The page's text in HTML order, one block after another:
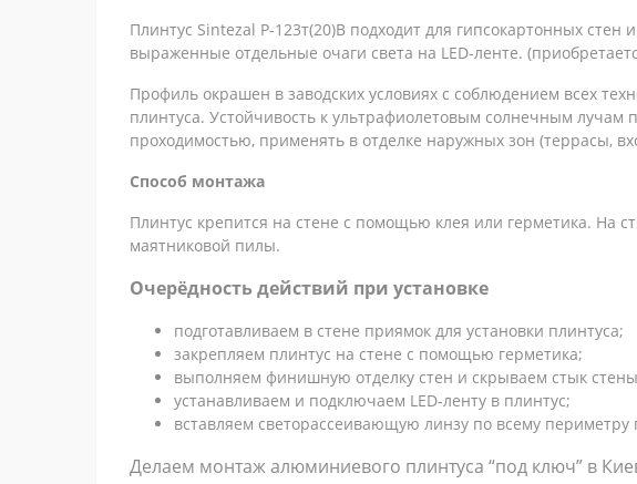
Плинтус Sintezal Р-123т(20)В подходит для гипсокартонных стен
выраженные отдельные очаги света на LED-ленте.
Профиль окрашен в заводских условиях с соблюдением всех
плинтуса. Устойчивость к ультрафиолетовым солнечным лучам
проходимостью, применять в отделке наружных зон (террасы,
Способ монтажа
Плинтус крепится на стене с помощью клея или герметика. На
маятниковой пилы.
Очерёдность действий при установке
подготавливаем в стене приямок для установки плинтуса;
закрепляем плинтус на стене с помощью герметика;
выполняем финишную отделку стен и скрываем стык
устанавливаем и подключаем LED-ленту в плинтус;
вставляем светорассеивающую линзу по всему периметру
Делаем монтаж алюминиевого плинтуса “под ключ” в